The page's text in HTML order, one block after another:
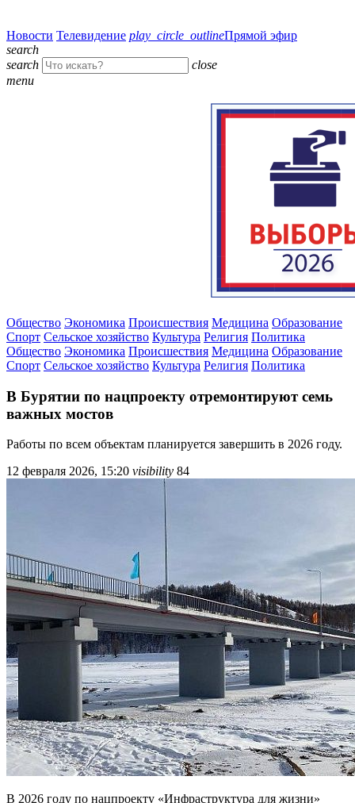
Новости Телевидение play_circle_outlineПрямой эфир
search
search
close
menu
Общество Экономика Происшествия Медицина Образование
Спорт Сельское хозяйство Культура Религия Политика
Общество Экономика Происшествия Медицина Образование
Спорт Сельское хозяйство Культура Религия Политика
В Бурятии по нацпроекту отремонтируют семь
важных мостов
Работы по всем объектам планируется завершить в 2026 году.
12 февраля 2026, 15:20 visibility 84
В 2026 году по нацпроекту «Инфраструктура для жизни»